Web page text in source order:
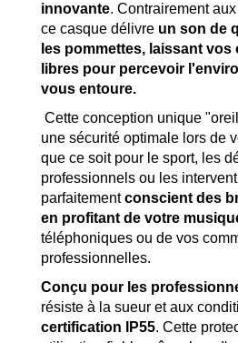
innovante. Contrairement
ce casque délivre un son de
les pommettes, laissant
libres pour percevoir
vous entoure.
Cette conception unique
une sécurité optimale lors de
que ce soit pour le sport, les
professionnels ou les
parfaitementconscient des
en profitant de votre
téléphoniques ou de vos
professionnelles.
Conçu pour les
résiste à la sueur et aux
certification IP55. Cette